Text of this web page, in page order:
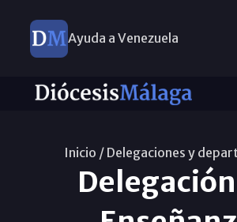
Ayuda a Venezuela
Inicio / Delegaciones y